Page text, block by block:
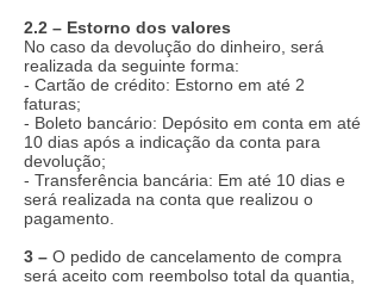
2.2 – Estorno dos valores
No caso da devolução do dinheiro, será
realizada da seguinte forma:
- Cartão de crédito: Estorno em até 2
faturas;
- Boleto bancário: Depósito em conta em até
10 dias após a indicação da conta para
devolução;
- Transferência bancária: Em até 10 dias e
será realizada na conta que realizou o
pagamento.
3 – O pedido de cancelamento de compra
será aceito com reembolso total da quantia,